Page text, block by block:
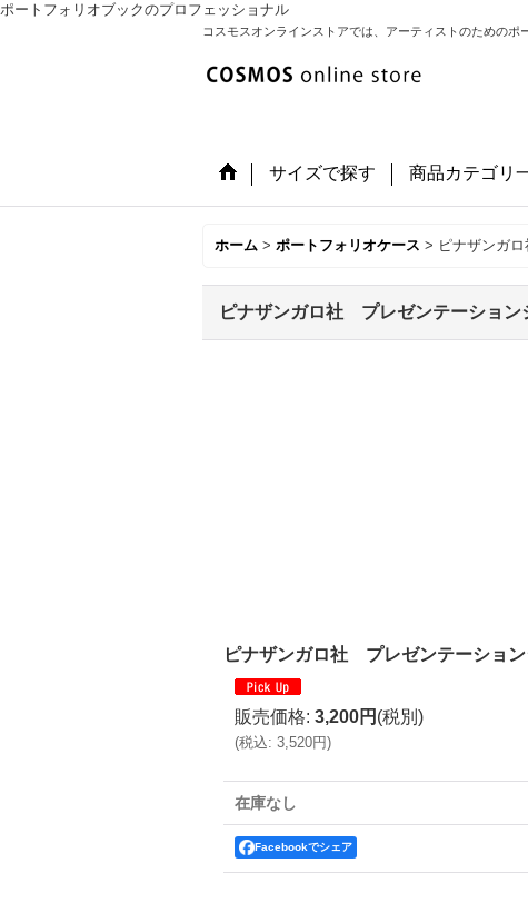
ポートフォリオブックのプロフェッショナル
コスモスオンラインストアでは、アーティストのための
サイズで探す 商品カテゴリ
ホーム > ポートフォリオケース > ピナザンガ
ピナザンガロ社 プレゼンテーション
ピナザンガロ社 プレゼンテーショ
販売価格: 3,200円 (税別)
(税込: 3,520円)
在庫なし
Facebookでシェア